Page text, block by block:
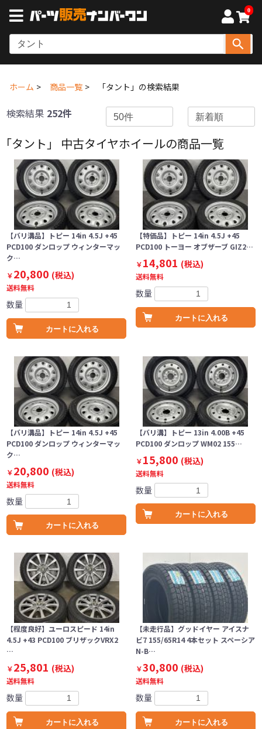
0
ホーム 商品一覧 「タント」の検索結果
検索結果 252件
「タント」 中古タイヤホイールの商品一覧
【バリ溝品】トピー 14in 4.5J +45
PCD100 ダンロップ ウィンターマッ
ク…
￥20,800 (税込)
送料無料
数量
カートに入れる
【特価品】トピー 14in 4.5J +45
PCD100 トーヨー オブザーブ GIZ2…
￥14,801 (税込)
送料無料
数量
カートに入れる
【バリ溝品】トピー 14in 4.5J +45
PCD100 ダンロップ ウィンターマッ
ク…
￥20,800 (税込)
送料無料
数量
カートに入れる
【バリ溝】トピー 13in 4.00B +45
PCD100 ダンロップ WM02 155…
￥15,800 (税込)
送料無料
数量
カートに入れる
【程度良好】ユーロスピード 14in
4.5J +43 PCD100 ブリザックVRX2
…
￥25,801 (税込)
送料無料
数量
カートに入れる
【未走行品】グッドイヤー アイスナ
ビ7 155/65R14 4本セット スペーシア
N-B…
￥30,800 (税込)
送料無料
数量
カートに入れる